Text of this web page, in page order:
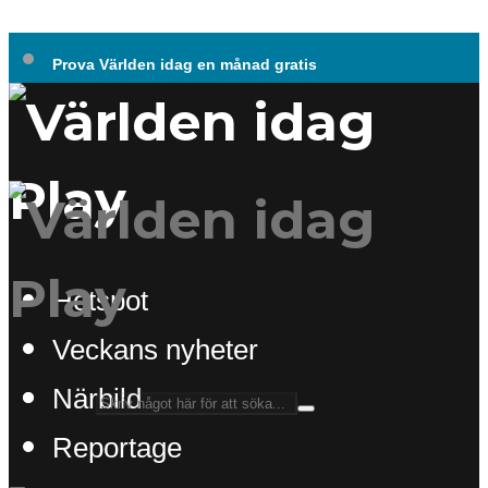
Prova Världen idag en månad gratis
Hotspot
Veckans nyheter
Närbild
Reportage